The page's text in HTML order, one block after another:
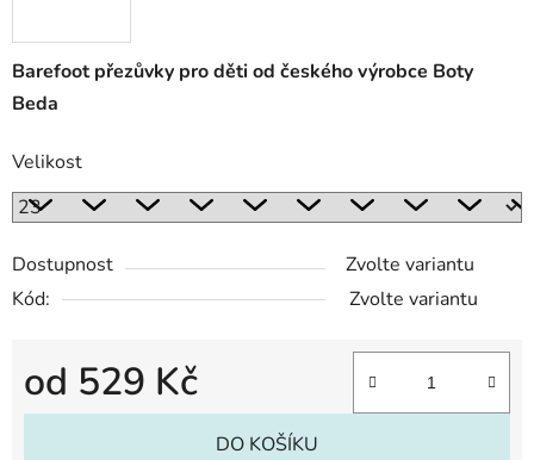
Barefoot přezůvky pro děti od českého výrobce Boty
Beda
Velikost
Dostupnost
Zvolte variantu
Kód:
Zvolte variantu
od 529 Kč
Měrná cena:
DO KOŠÍKU